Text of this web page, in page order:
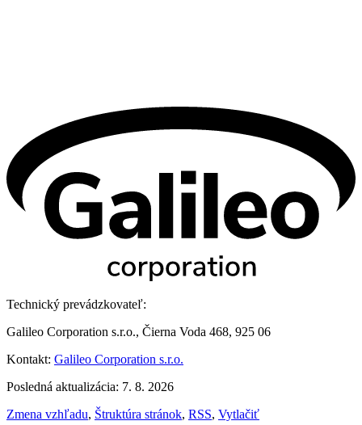
Technický prevádzkovateľ:
Galileo Corporation s.r.o., Čierna Voda 468, 925 06
Kontakt: Galileo Corporation s.r.o.
Posledná aktualizácia: 7. 8. 2026
Zmena vzhľadu, Štruktúra stránok, RSS, Vytlačiť